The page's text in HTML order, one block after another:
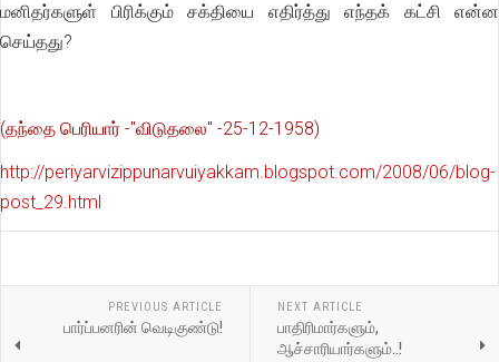
மனிதர்களுள் பிரிக்கும் சக்தியை எதிர்த்து எந்தக் கட்சி என்ன
செய்தது?
(தந்தை பெரியார் -"விடுதலை" -25-12-1958)
http://periyarvizippunarvuiyakkam.blogspot.com/2008/06/blog-
post_29.html
PREVIOUS ARTICLE
பார்ப்பனரின் வெடிகுண்டு!
NEXT ARTICLE
பாதிரிமார்களும்,
ஆச்சாரியார்களும்..!